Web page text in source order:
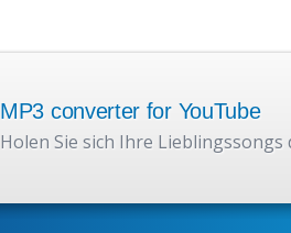
MP3 converter for YouTube
Holen Sie sich Ihre